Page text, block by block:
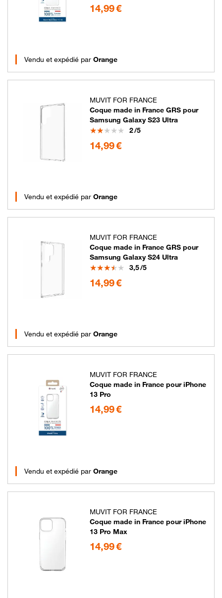
14,99 €
Vendu et expédié par Orange
MUVIT FOR FRANCE
Coque made in France GRS pour
Samsung Galaxy S23 Ultra
Note
2/5
14,99 €
Vendu et expédié par Orange
MUVIT FOR FRANCE
Coque made in France GRS pour
Samsung Galaxy S24 Ultra
Note
3,5/5
14,99 €
Vendu et expédié par Orange
MUVIT FOR FRANCE
Coque made in France pour iPhone
13 Pro
14,99 €
Vendu et expédié par Orange
MUVIT FOR FRANCE
Coque made in France pour iPhone
13 Pro Max
14,99 €